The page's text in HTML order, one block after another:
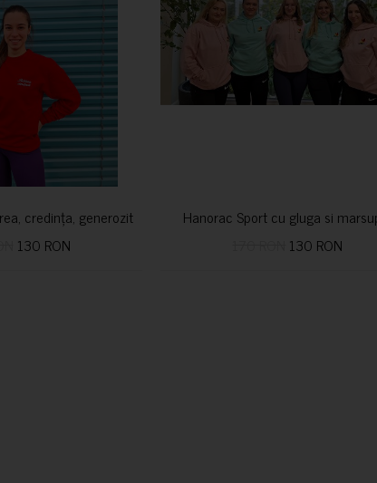
credința, generozitatea vindecă
130 RON
CUMPARA
Hanorac Sport cu gluga si
130 RON
CUMPARA